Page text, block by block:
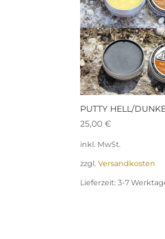
PUTTY HELL/
25,00€
inkl. MwSt.
zzgl.Versandkosten
Lieferzeit:3-7